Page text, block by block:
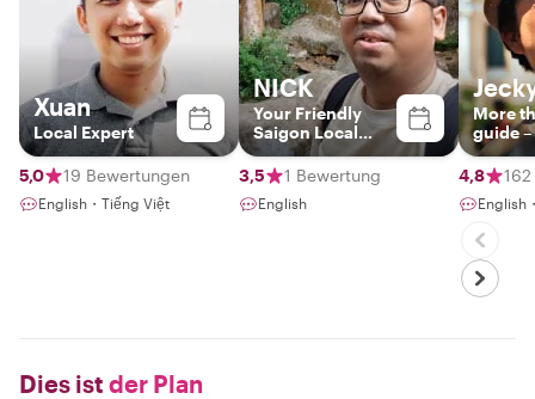
Xuan
Local Expert
5,0 19 Bewertungen
English・Tiếng Việt
NICK
Your Friendly
Saigon Local
Guide
3,5
1 Bewertung
English
More
guide
friend
4,8
English
Dies ist der Plan